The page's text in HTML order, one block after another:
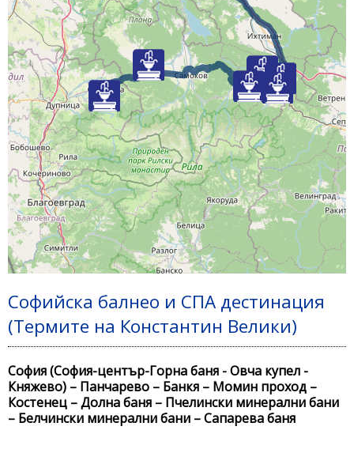
Софийска балнео и СПА дестинация
(Термите на Константин Велики)
София (София-център-Горна баня - Овча купел -
Княжево) – Панчарево – Банкя – Момин проход –
Костенец – Долна баня – Пчелински минерални бани
– Белчински минерални бани – Сапарева баня